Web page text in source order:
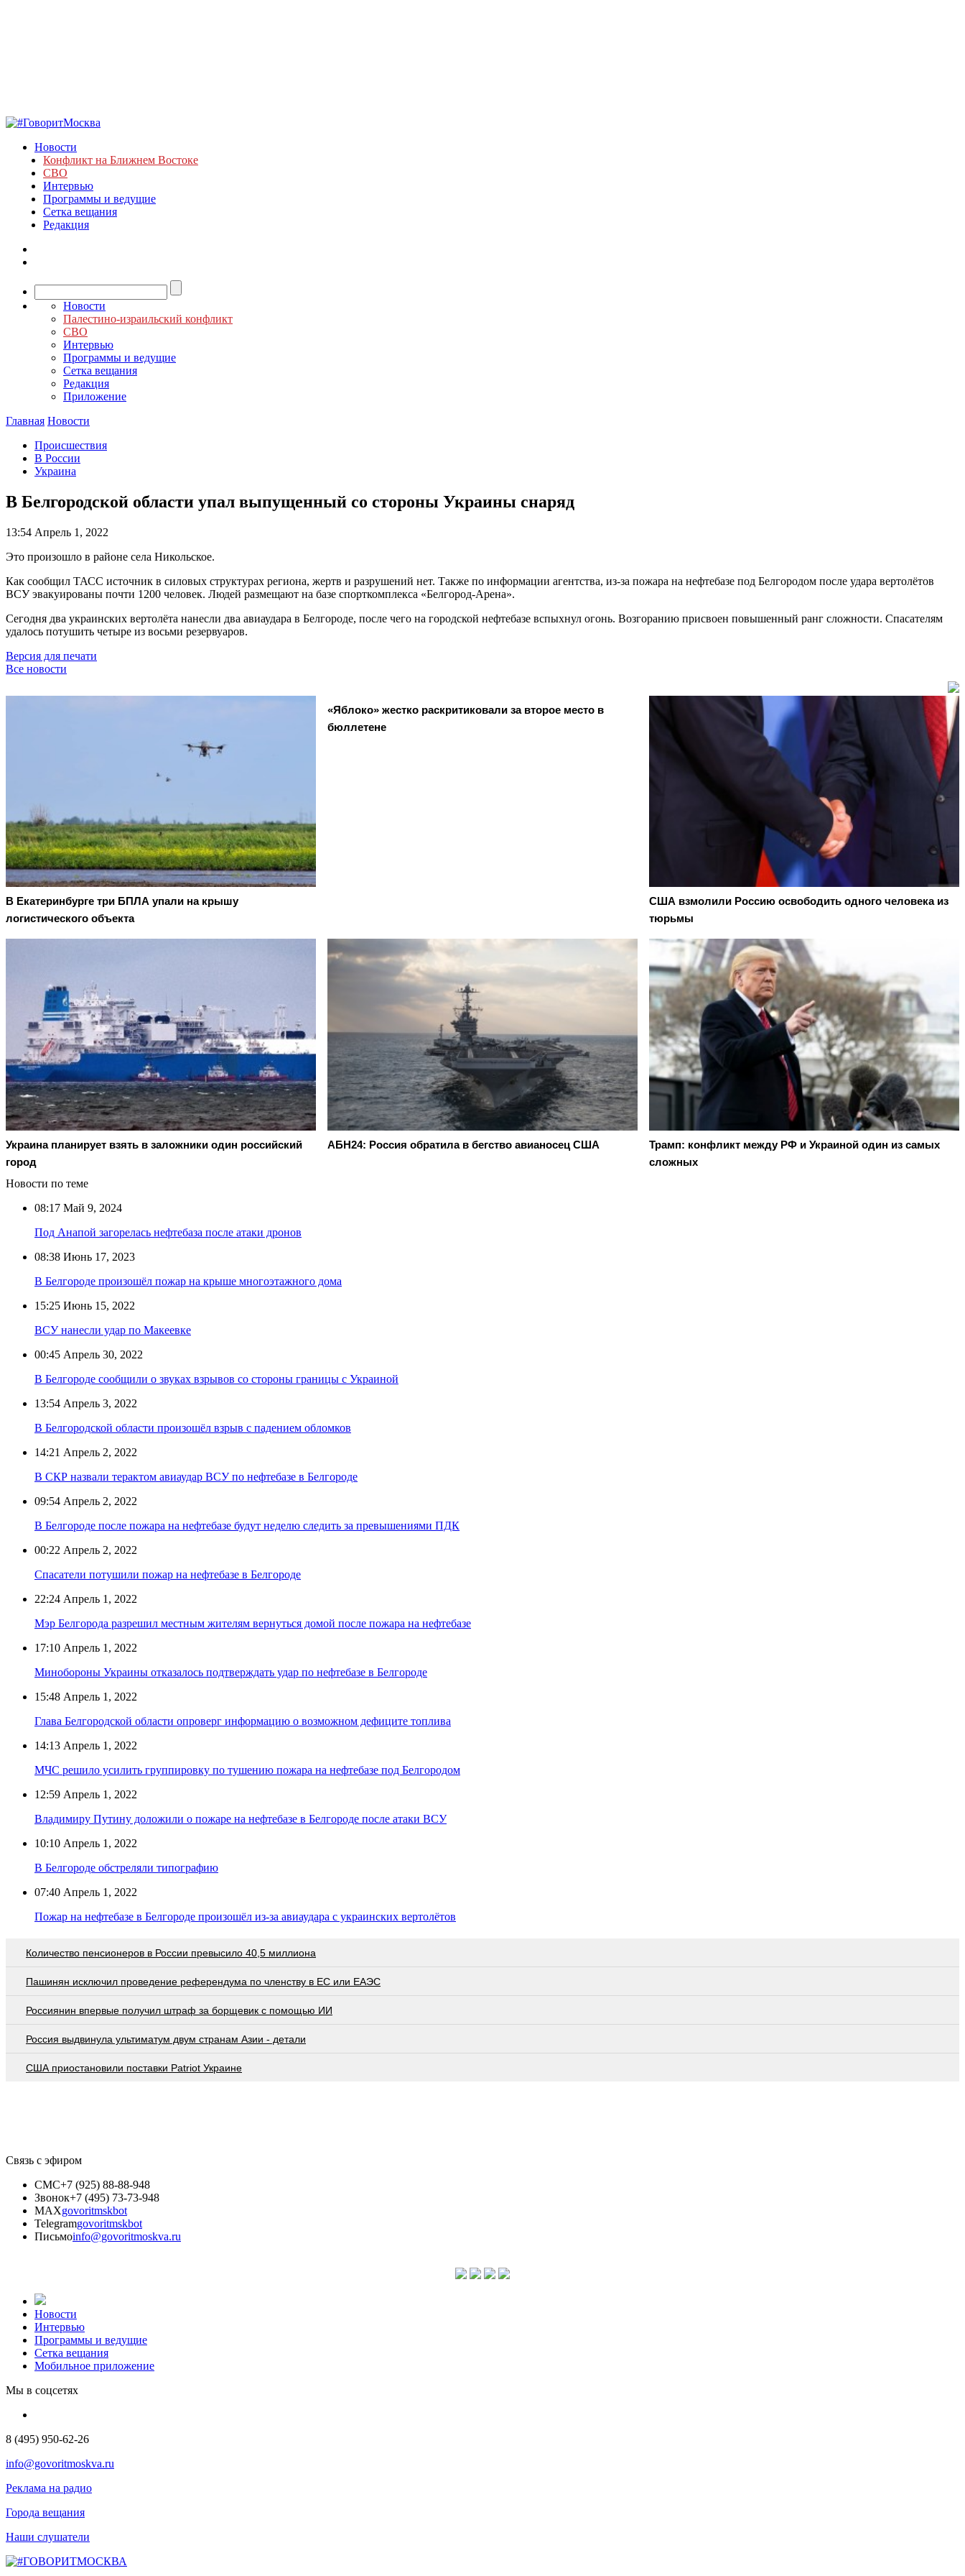
Новости
Конфликт на Ближнем Востоке
СВО
Интервью
Программы и ведущие
Сетка вещания
Редакция
Новости
Палестино-израильский конфликт
СВО
Интервью
Программы и ведущие
Сетка вещания
Редакция
Приложение
Главная Новости
Происшествия
В России
Украина
В Белгородской области упал выпущенный со стороны Украины снаряд
13:54 Апрель 1, 2022
Это произошло в районе села Никольское.
Как сообщил ТАСС источник в силовых структурах региона, жертв и разрушений нет. Также по информации агентства, из-за пожара на нефтебазе под Белгородом после удара вертолётов
ВСУ эвакуированы почти 1200 человек. Людей размещают на базе спорткомплекса «Белгород-Арена».
Сегодня два украинских вертолёта нанесли два авиаудара в Белгороде, после чего на городской нефтебазе вспыхнул огонь. Возгоранию присвоен повышенный ранг сложности. Спасателям
удалось потушить четыре из восьми резервуаров.
Версия для печати
Все новости
В Екатеринбурге три БПЛА упали на крышу
логистического объекта
«Яблоко» жестко раскритиковали за второе место в
бюллетене
США взмолили Россию освободить одного человека из
тюрьмы
Украина планирует взять в заложники один российский
город
АБН24: Россия обратила в бегство авианосец США
Трамп: конфликт между РФ и Украиной один из самых
сложных
Новости по теме
08:17 Май 9, 2024
Под Анапой загорелась нефтебаза после атаки дронов
08:38 Июнь 17, 2023
В Белгороде произошёл пожар на крыше многоэтажного дома
15:25 Июнь 15, 2022
ВСУ нанесли удар по Макеевке
00:45 Апрель 30, 2022
В Белгороде сообщили о звуках взрывов со стороны границы с Украиной
13:54 Апрель 3, 2022
В Белгородской области произошёл взрыв с падением обломков
14:21 Апрель 2, 2022
В СКР назвали терактом авиаудар ВСУ по нефтебазе в Белгороде
09:54 Апрель 2, 2022
В Белгороде после пожара на нефтебазе будут неделю следить за превышениями ПДК
00:22 Апрель 2, 2022
Спасатели потушили пожар на нефтебазе в Белгороде
22:24 Апрель 1, 2022
Мэр Белгорода разрешил местным жителям вернуться домой после пожара на нефтебазе
17:10 Апрель 1, 2022
Минобороны Украины отказалось подтверждать удар по нефтебазе в Белгороде
15:48 Апрель 1, 2022
Глава Белгородской области опроверг информацию о возможном дефиците топлива
14:13 Апрель 1, 2022
МЧС решило усилить группировку по тушению пожара на нефтебазе под Белгородом
12:59 Апрель 1, 2022
Владимиру Путину доложили о пожаре на нефтебазе в Белгороде после атаки ВСУ
10:10 Апрель 1, 2022
В Белгороде обстреляли типографию
07:40 Апрель 1, 2022
Пожар на нефтебазе в Белгороде произошёл из-за авиаудара с украинских вертолётов
Количество пенсионеров в России превысило 40,5 миллиона
Пашинян исключил проведение референдума по членству в ЕС или ЕАЭС
Россиянин впервые получил штраф за борщевик с помощью ИИ
Россия выдвинула ультиматум двум странам Азии - детали
США приостановили поставки Patriot Украине
Связь с эфиром
СМС+7 (925) 88-88-948
Звонок+7 (495) 73-73-948
MAXgovoritmskbot
Telegramgovoritmskbot
Письмоinfo@govoritmoskva.ru
Новости
Интервью
Программы и ведущие
Сетка вещания
Мобильное приложение
Мы в соцсетях
8 (495) 950-62-26
info@govoritmoskva.ru
Реклама на радио
Города вещания
Наши слушатели